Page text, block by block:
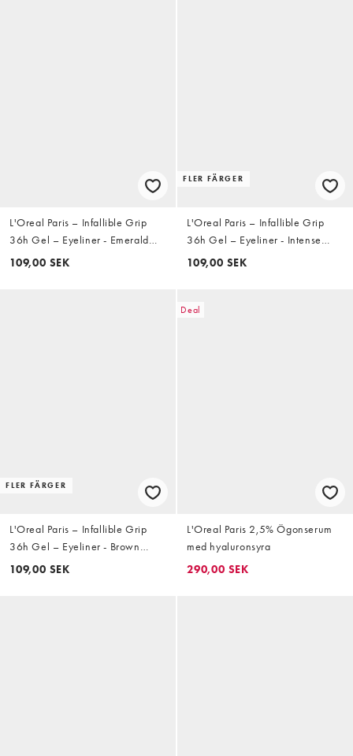
L'Oreal Paris – Infallible Grip
36h Gel – Eyeliner - Emerald
Green
109,00 SEK
FLER FÄRGER
L'Oreal Paris – Infallible Grip
36h Gel – Eyeliner - Intense
Black
109,00 SEK
FLER FÄRGER
L'Oreal Paris – Infallible Grip
36h Gel – Eyeliner - Brown
Denim
109,00 SEK
Deal
L'Oreal Paris 2,5% Ögonserum
med hyaluronsyra
290,00 SEK